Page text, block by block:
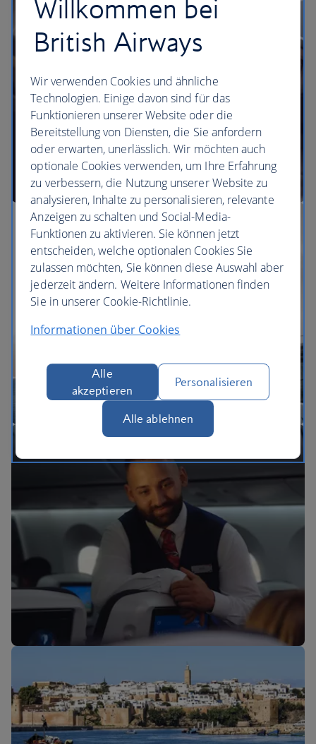
Unsere Lounges
BA Better World
Unsere Reiseklassen
Willkommen bei
British Airways
Wir verwenden Cookies und ähnliche
Technologien. Einige davon sind für das
Funktionieren unserer Website oder die
Bereitstellung von Diensten, die Sie anfordern
oder erwarten, unerlässlich. Wir möchten auch
optionale Cookies verwenden, um Ihre Erfahrung
zu verbessern, die Nutzung unserer Website zu
analysieren, Inhalte zu personalisieren, relevante
Anzeigen zu schalten und Social-Media-
Funktionen zu aktivieren. Sie können jetzt
entscheiden, welche optionalen Cookies Sie
zulassen möchten, Sie können diese Auswahl aber
jederzeit ändern. Weitere Informationen finden
Sie in unserer Cookie-Richtlinie.
Informationen über Cookies
Alle
akzeptieren
Personalisieren
Alle ablehnen